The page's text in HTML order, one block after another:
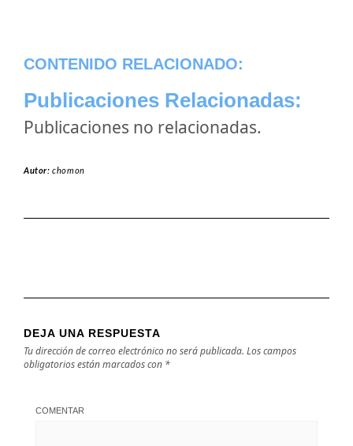
CONTENIDO RELACIONADO:
Publicaciones Relacionadas:
Publicaciones no relacionadas.
Autor:chomon
DEJA UNA RESPUESTA
Tu dirección de correo electrónico no será publicada. Los campos
obligatorios están marcados con *
COMENTAR